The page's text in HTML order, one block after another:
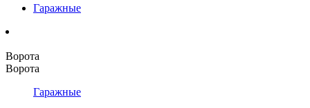
Гаражные
Ворота
Ворота
Гаражные